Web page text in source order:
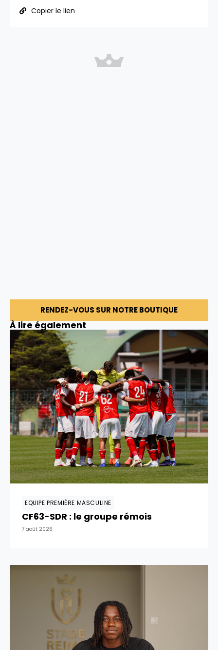
Copier le lien
RENDEZ-VOUS SUR NOTRE BOUTIQUE
À lire également
EQUIPE PREMIÈRE MASCULINE
CF63-SDR : le groupe rémois
7 août 2026